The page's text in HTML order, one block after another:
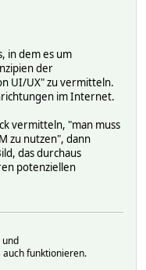
in dem es um
der
UI/UX" zu vermitteln.
im Internet.
vermitteln, "man muss
zu nutzen", dann
das durchaus
potenziellen
und
auch funktionieren.